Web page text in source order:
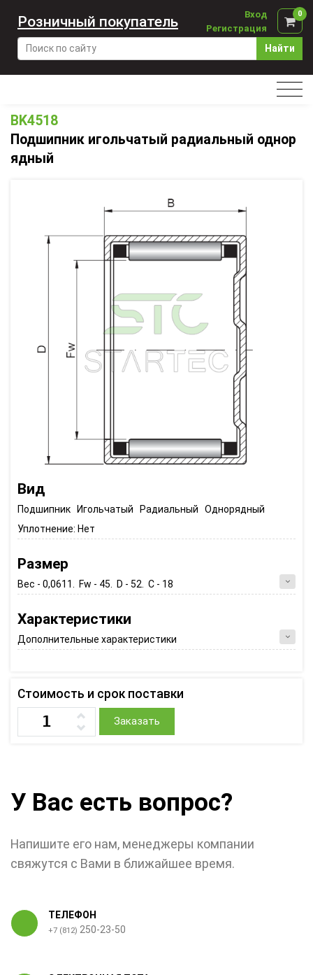
Найти
Вход
Регистрация
0
Розничный покупатель
BK4518
Подшипник игольчатый радиальный однор
ядный
Вид
Подшипник Игольчатый Радиальный Однорядный
Уплотнение: Нет
Размер
Вес - 0,0611. Fw - 45. D - 52. C - 18
Характеристики
Дополнительные характеристики
Стоимость и срок поставки
Заказать
У Вас есть вопрос?
Напишите его нам, менеджеры компании
свяжутся с Вами в ближайшее время.
ТЕЛЕФОН
+7 (812) 250-23-50